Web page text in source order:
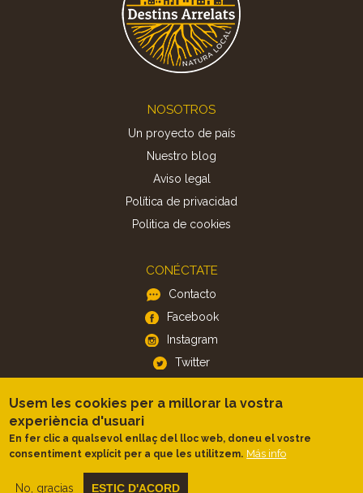
NOSOTROS
Un proyecto de país
Nuestro blog
Aviso legal
Política de privacidad
Politica de cookies
CONÉCTATE
Contacto
Facebook
Instagram
Twitter
APP
iOS
Android
Usem les cookies per a millorar la vostra
experiència d'usuari
En fer clic a qualsevol enllaç del lloc web, doneu el vostre
consentiment explícit per a que les utilitzem. Más info
No, gracias ESTIC D'ACORD